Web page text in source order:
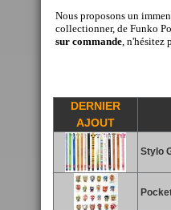
Nous proposons un
collectionner, de Funko
sur commande, n'hésitez
DERNIER
AJOUT
Stylo